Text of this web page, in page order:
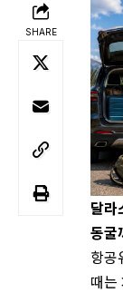
SHARE
달라
동굴
항공
때는